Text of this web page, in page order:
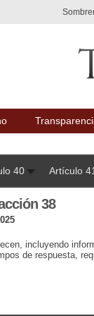
40 Artículo 41
38
incluyendo
de respuesta,